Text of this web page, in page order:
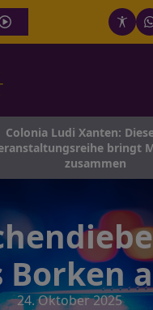
Colonia Ludi Xanten: Diese
bringt
zusammen
Borken
24. Oktober 2025